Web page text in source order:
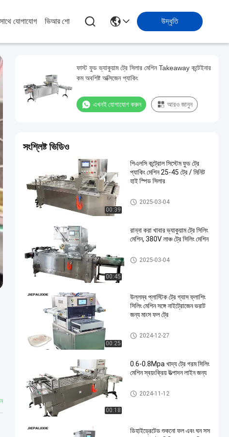
যোগাযোগ ভিআর শো উদ্ধৃতি
ফাস্ট ফুড ভ্যাকুয়াম ট্রে সিলার মেশিন Takeaway কন্টেইনার
কম অবশিষ্ট অক্সিজেন প্যাকিং
এখনই যোগাযোগ করুন আরও জানুন
সংশ্লিষ্ট ভিডিও
00:39
পিএলসি কন্ট্রোল সিস্টেম ফুড ট্রে
প্যাকিং মেশিন 25-45 ট্রে / মিনিট
হাই স্পিড সিলার
ভ্যাকুয়াম ট্রে সিলার মেশিন
2025-03-04
00:45
রান্না করা খাবার ভ্যাকুয়াম ট্রে সিলিং
মেশিন, 380V লাঞ্চ ট্রে সিলিং মেশিন
ভ্যাকুয়াম ট্রে সিলার মেশিন
2025-03-04
00:25
উল্লম্ব প্লাস্টিক ট্রে গ্যাস ফ্লাশিং
সিলিং মেশিন সঙ্গে নাইট্রোজেন ভরাট
জন্য মাংস ফল ট্রে
ভ্যাকুয়াম ট্রে সিলার মেশিন
2024-12-27
00:18
0.6-0.8Mpa খাদ্য ট্রে গরম সিলিং
মেশিন স্বয়ংক্রিয় উত্পাদন লাইন জন্য
ভ্যাকুয়াম ট্রে সিলার মেশিন
2024-11-12
ডিহাইড্রেটেড শুকনো ফল এবং ঘন সস